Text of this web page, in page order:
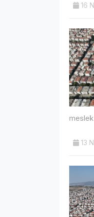
16
meslek
13